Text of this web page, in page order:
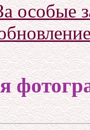
особые